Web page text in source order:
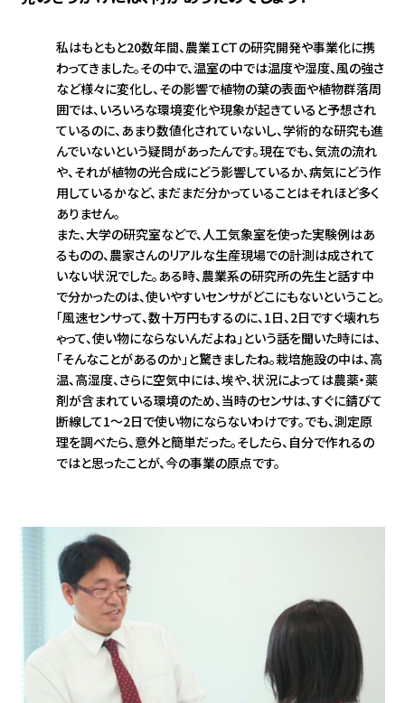
私はもともと20数年間、農業ＩCＴの研究開発や事業化に携
わってきました。その中で、温室の中では温度や湿度、風の強さ
など様々に変化し、その影響で植物の葉の表面や植物群落周
囲では、いろいろな環境変化や現象が起きていると予想され
ているのに、あまり数値化されていないし、学術的な研究も進
んでいないという疑問があったんです。現在でも、気流の流れ
や、それが植物の光合成にどう影響しているか、病気にどう作
用しているかなど、まだまだ分かっていることはそれほど多く
ありません。
また、大学の研究室などで、人工気象室を使った実験例はあ
るものの、農家さんのリアルな生産現場での計測は成されて
いない状況でした。ある時、農業系の研究所の先生と話す中
で分かったのは、使いやすいセンサがどこにもないということ。
「風速センサって、数十万円もするのに、1日、2日ですぐ壊れち
ゃって、使い物にならないんだよね」という話を聞いた時には、
「そんなことがあるのか」と驚きましたね。栽培施設の中は、高
温、高湿度、さらに空気中には、埃や、状況によっては農薬・薬
剤が含まれている環境のため、当時のセンサは、すぐに錆びて
断線して1〜2日で使い物にならないわけです。でも、測定原
理を調べたら、意外と簡単だった。そしたら、自分で作れるの
ではと思ったことが、今の事業の原点です。